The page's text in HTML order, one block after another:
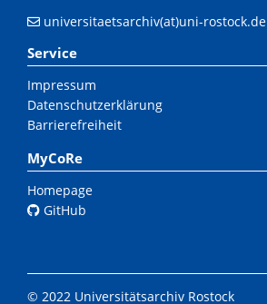
universitaetsarchiv(at)uni-rostock.de
Service
Impressum
Datenschutzerklärung
Barrierefreiheit
MyCoRe
Homepage
GitHub
© 2022 Universitätsarchiv Rostock